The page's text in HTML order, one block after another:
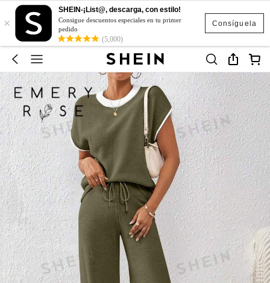
Consíguela
×
SHEIN-¡List@, descarga, con estilo!
Consigue descuentos especiales en tu primer
pedido
(5,000)